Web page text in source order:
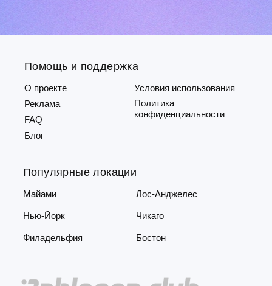
Популярные локации
Майами Лос-Анджелес
Нью-Йорк Чикаго
Филадельфия Бостон
Помощь и поддержка
О проекте
Реклама
FAQ
Блог
Условия использования
Политика
конфиденциальности